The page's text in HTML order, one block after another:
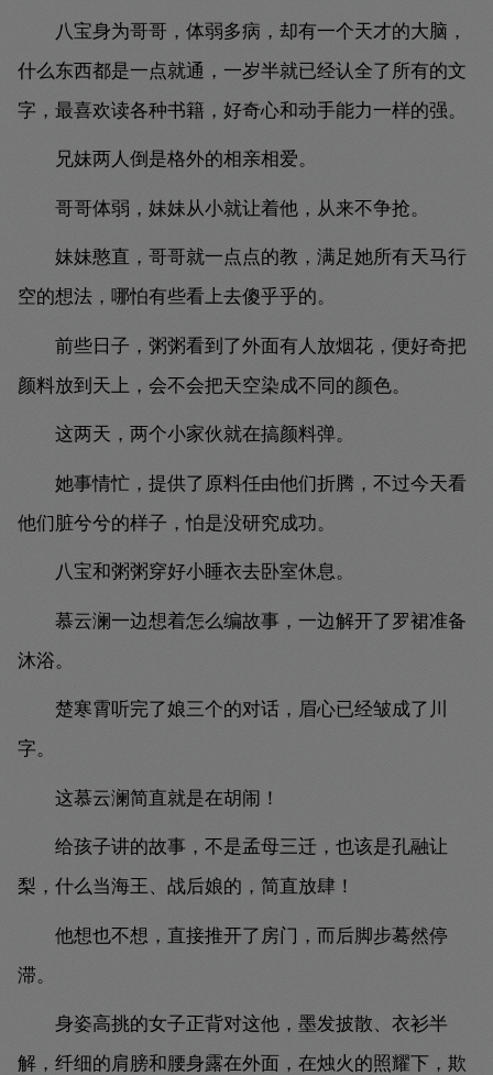
八宝身为哥哥，体弱多病，却有一个天才的大脑，
什么东西都是一点就通，一岁半就已经认全了所有的文
字，最喜欢读各种书籍，好奇心和动手能力一样的强。
兄妹两人倒是格外的相亲相爱。
哥哥体弱，妹妹从小就让着他，从来不争抢。
妹妹憨直，哥哥就一点点的教，满足她所有天马行
空的想法，哪怕有些看上去傻乎乎的。
前些日子，粥粥看到了外面有人放烟花，便好奇把
颜料放到天上，会不会把天空染成不同的颜色。
这两天，两个小家伙就在搞颜料弹。
她事情忙，提供了原料任由他们折腾，不过今天看
他们脏兮兮的样子，怕是没研究成功。
八宝和粥粥穿好小睡衣去卧室休息。
慕云澜一边想着怎么编故事，一边解开了罗裙准备
沐浴。
楚寒霄听完了娘三个的对话，眉心已经皱成了川
字。
这慕云澜简直就是在胡闹！
给孩子讲的故事，不是孟母三迁，也该是孔融让
梨，什么当海王、战后娘的，简直放肆！
他想也不想，直接推开了房门，而后脚步蓦然停
滞。
身姿高挑的女子正背对这他，墨发披散、衣衫半
解，纤细的肩膀和腰身露在外面，在烛火的照耀下，欺